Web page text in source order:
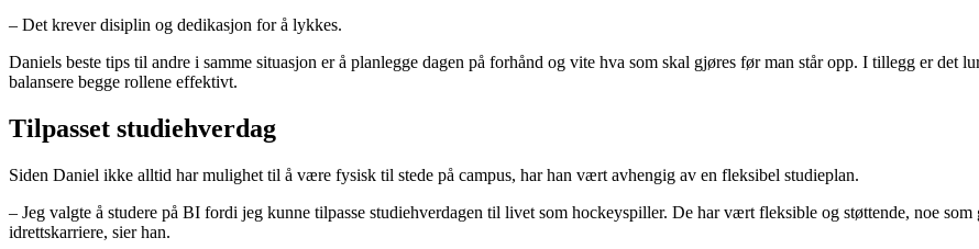
– Det krever disiplin og dedikasjon for å lykkes.
Daniels beste tips til andre i samme situasjon er å planlegge dagen på forhånd og vite hva som skal gjøres før man står opp. I tillegg er det
balansere begge rollene effektivt.
Tilpasset studiehverdag
Siden Daniel ikke alltid har mulighet til å være fysisk til stede på campus, har han vært avhengig av en fleksibel studieplan.
– Jeg valgte å studere på BI fordi jeg kunne tilpasse studiehverdagen til livet som hockeyspiller. De har vært fleksible og støttende, noe
idrettskarriere, sier han.